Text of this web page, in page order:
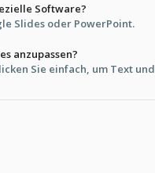
Software?
Slides oder PowerPoint.
anzupassen?
Sie einfach, um Text